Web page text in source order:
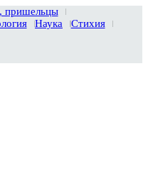
Наука
Стихия